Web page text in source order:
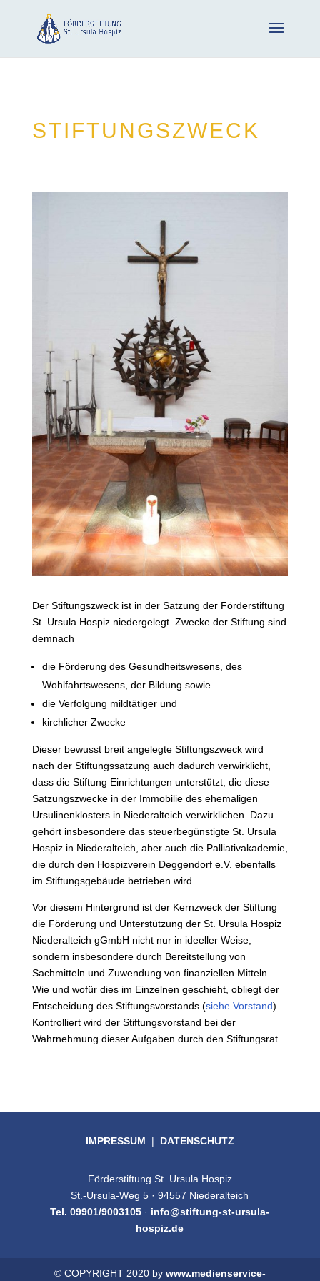
STIFTUNGSZWECK
Der Stiftungszweck ist in der Satzung der Förderstiftung
St. Ursula Hospiz niedergelegt. Zwecke der Stiftung sind
demnach
die Förderung des Gesundheitswesens, des
Wohlfahrtswesens, der Bildung sowie
die Verfolgung mildtätiger und
kirchlicher Zwecke
Dieser bewusst breit angelegte Stiftungszweck wird
nach der Stiftungssatzung auch dadurch verwirklicht,
dass die Stiftung Einrichtungen unterstützt, die diese
Satzungszwecke in der Immobilie des ehemaligen
Ursulinenklosters in Niederalteich verwirklichen. Dazu
gehört insbesondere das steuerbegünstigte St. Ursula
Hospiz in Niederalteich, aber auch die Palliativakademie,
die durch den Hospizverein Deggendorf e.V. ebenfalls
im Stiftungsgebäude betrieben wird.
Vor diesem Hintergrund ist der Kernzweck der Stiftung
die Förderung und Unterstützung der St. Ursula Hospiz
Niederalteich gGmbH nicht nur in ideeller Weise,
sondern insbesondere durch Bereitstellung von
Sachmitteln und Zuwendung von finanziellen Mitteln.
Wie und wofür dies im Einzelnen geschieht, obliegt der
Entscheidung des Stiftungsvorstands (siehe Vorstand).
Kontrolliert wird der Stiftungsvorstand bei der
Wahrnehmung dieser Aufgaben durch den Stiftungsrat.
IMPRESSUM | DATENSCHUTZ
Förderstiftung St. Ursula Hospiz
St.-Ursula-Weg 5 · 94557 Niederalteich
Tel. 09901/9003105 · info@stiftung-st-ursula-
hospiz.de
© COPYRIGHT 2020 by www.medienservice-